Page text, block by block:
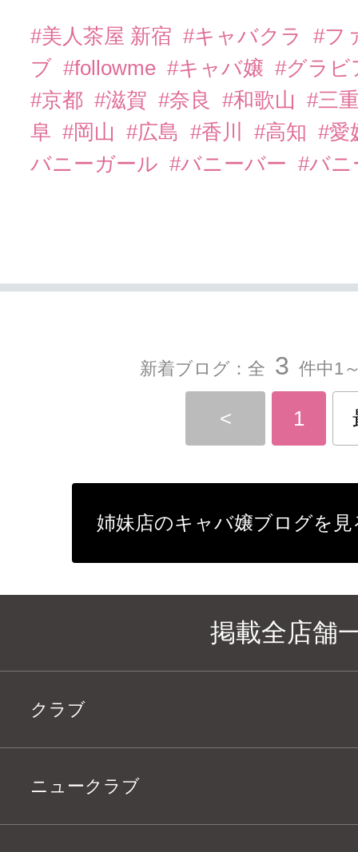
#美人茶屋 新宿 #キャバクラ
#フ
ブ #followme #キャバ嬢 #グラ
#京都 #滋賀 #奈良 #和歌山
#三
阜 #岡山 #広島 #香川 #高知 #愛
バニーガール #バニーバー #バ
新着ブログ：全 3 件中1
< 1
姉妹店のキャバ嬢ブログを見
掲載全店舗
クラブ
ニュークラブ